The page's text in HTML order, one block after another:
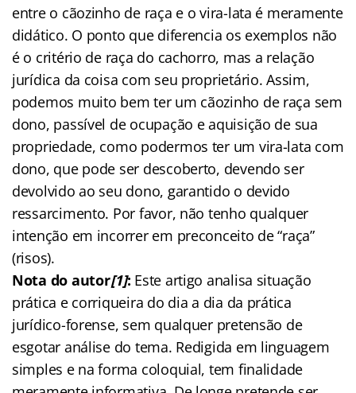
entre o cãozinho de raça e o vira-lata é meramente
didático. O ponto que diferencia os exemplos não
é o critério de raça do cachorro, mas a relação
jurídica da coisa com seu proprietário. Assim,
podemos muito bem ter um cãozinho de raça sem
dono, passível de ocupação e aquisição de sua
propriedade, como podermos ter um vira-lata com
dono, que pode ser descoberto, devendo ser
devolvido ao seu dono, garantido o devido
ressarcimento. Por favor, não tenho qualquer
intenção em incorrer em preconceito de “raça”
(risos).
Nota do autor[1]: Este artigo analisa situação
prática e corriqueira do dia a dia da prática
jurídico-forense, sem qualquer pretensão de
esgotar análise do tema. Redigida em linguagem
simples e na forma coloquial, tem finalidade